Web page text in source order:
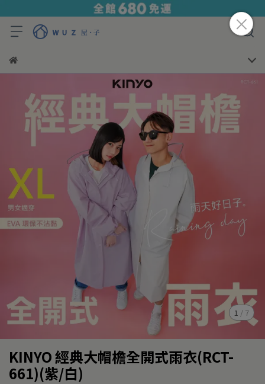
1 / 7
KINYO 經典大帽檐全開式雨衣(RCT-
661)(紫/白)